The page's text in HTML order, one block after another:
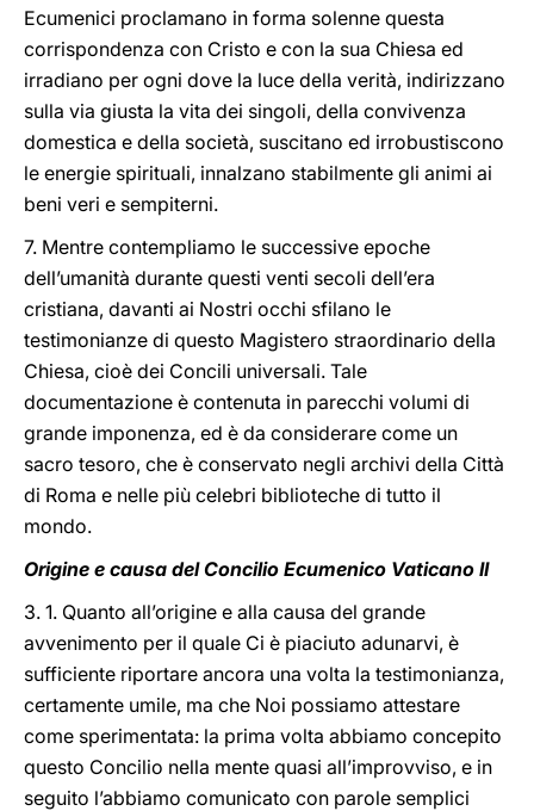
Ecumenici proclamano in forma solenne questa
corrispondenza con Cristo e con la sua Chiesa ed
irradiano per ogni dove la luce della verità, indirizzano
sulla via giusta la vita dei singoli, della convivenza
domestica e della società, suscitano ed irrobustiscono
le energie spirituali, innalzano stabilmente gli animi ai
beni veri e sempiterni.
7. Mentre contempliamo le successive epoche
dell’umanità durante questi venti secoli dell’era
cristiana, davanti ai Nostri occhi sfilano le
testimonianze di questo Magistero straordinario della
Chiesa, cioè dei Concili universali. Tale
documentazione è contenuta in parecchi volumi di
grande imponenza, ed è da considerare come un
sacro tesoro, che è conservato negli archivi della Città
di Roma e nelle più celebri biblioteche di tutto il
mondo.
Origine e causa del Concilio Ecumenico Vaticano II
3. 1. Quanto all’origine e alla causa del grande
avvenimento per il quale Ci è piaciuto adunarvi, è
sufficiente riportare ancora una volta la testimonianza,
certamente umile, ma che Noi possiamo attestare
come sperimentata: la prima volta abbiamo concepito
questo Concilio nella mente quasi all’improvviso, e in
seguito l’abbiamo comunicato con parole semplici